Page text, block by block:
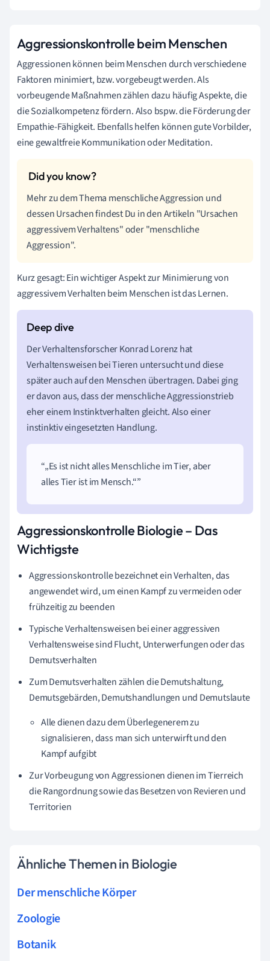
Aggressionskontrolle beim Menschen
Aggressionen können beim Menschen durch verschiedene
Faktoren minimiert, bzw. vorgebeugt werden. Als
vorbeugende Maßnahmen zählen dazu häufig Aspekte, die
die Sozialkompetenz fördern. Also bspw. die Förderung der
Empathie-Fähigkeit. Ebenfalls helfen können gute Vorbilder,
eine gewaltfreie Kommunikation oder Meditation.
Mehr zu dem Thema menschliche Aggression und
dessen Ursachen findest Du in den Artikeln "Ursachen
aggressivem Verhaltens" oder "menschliche
Aggression".
Kurz gesagt: Ein wichtiger Aspekt zur Minimierung von
aggressivem Verhalten beim Menschen ist das Lernen.
Der Verhaltensforscher Konrad Lorenz hat
Verhaltensweisen bei Tieren untersucht und diese
später auch auf den Menschen übertragen. Dabei ging
er davon aus, dass der menschliche Aggressionstrieb
eher einem Instinktverhalten gleicht. Also einer
instinktiv eingesetzten Handlung.
„Es ist nicht alles Menschliche im Tier, aber
alles Tier ist im Mensch.“
Aggressionskontrolle Biologie – Das
Wichtigste
Aggressionskontrolle bezeichnet ein Verhalten, das
angewendet wird, um einen Kampf zu vermeiden oder
frühzeitig zu beenden
Typische Verhaltensweisen bei einer aggressiven
Verhaltensweise sind Flucht, Unterwerfungen oder das
Demutsverhalten
Zum Demutsverhalten zählen die Demutshaltung,
Demutsgebärden, Demutshandlungen und Demutslaute
Alle dienen dazu dem Überlegenerem zu
signalisieren, dass man sich unterwirft und den
Kampf aufgibt
Zur Vorbeugung von Aggressionen dienen im Tierreich
die Rangordnung sowie das Besetzen von Revieren und
Territorien
Ähnliche Themen in Biologie
Der menschliche Körper
Zoologie
Botanik